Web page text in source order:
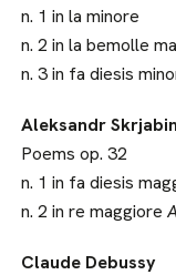
n. 1 in la minore
n. 2 in la bemolle
n. 3 in fa diesis
Aleksandr Skrjabin
Poems op. 32
n. 1 in fa diesis
n. 2 in re maggiore
Claude Debussy